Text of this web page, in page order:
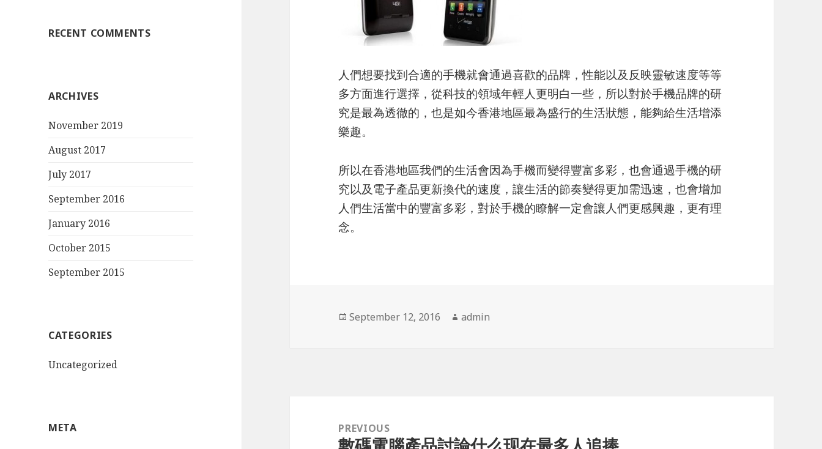
RECENT COMMENTS
ARCHIVES
November 2019
August 2017
July 2017
September 2016
January 2016
October 2015
September 2015
CATEGORIES
Uncategorized
META
人們想要找到合適的手機就會通過喜歡的品牌，性能以及反映靈敏速度等等
多方面進行選擇，從科技的領域年輕人更明白一些，所以對於手機品牌的研
究是最為透徹的，也是如今香港地區最為盛行的生活狀態，能夠給生活增添
樂趣。
所以在香港地區我們的生活會因為手機而變得豐富多彩，也會通過手機的研
究以及電子產品更新換代的速度，讓生活的節奏變得更加需迅速，也會增加
人們生活當中的豐富多彩，對於手機的瞭解一定會讓人們更感興趣，更有理
念。
Posted
September 12, 2016 Author
admin
navigationPREVIOUS
Previous